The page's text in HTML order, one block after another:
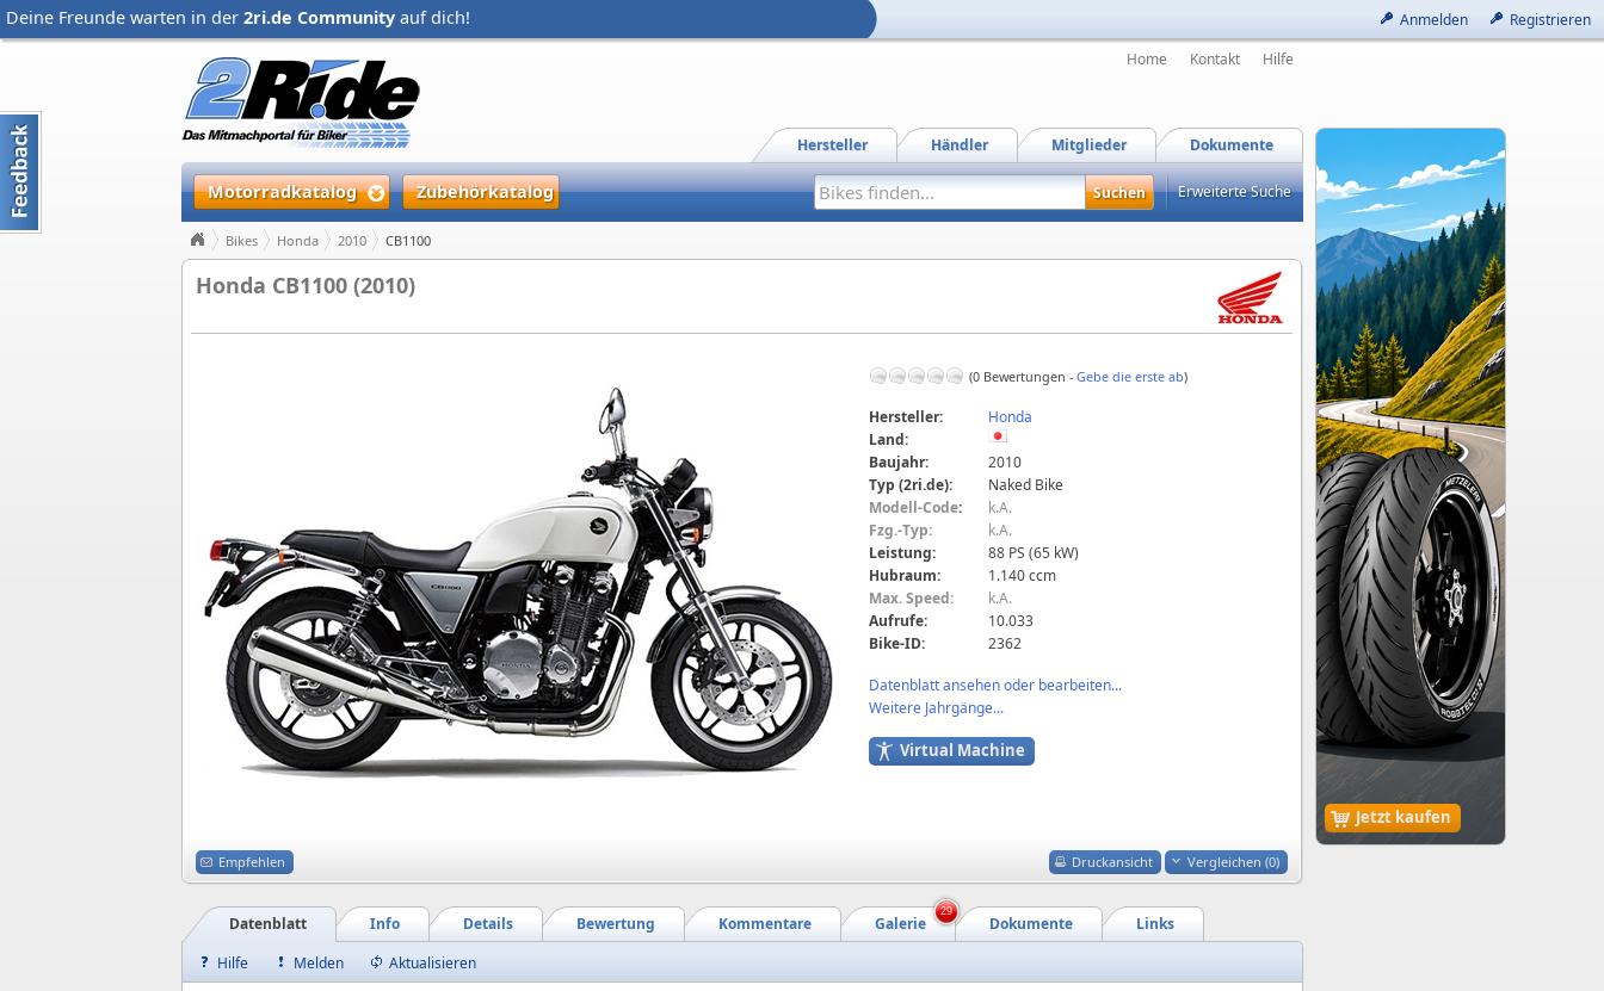
Anmelden Registrieren
Deine Freunde warten in der 2ri.de Community auf dich!
Jetzt kaufen
Home Kontakt Hilfe
Dokumente
Mitglieder
Händler
Hersteller
Motorradkatalog Zubehörkatalog Erweiterte Suche
Bikes Honda 2010 CB1100
Honda CB1100 (2010)
(0 Bewertungen - Gebe die erste ab)
Hersteller:
Honda
Land:
Baujahr:
2010
Typ (2ri.de):
Naked Bike
Modell-Code:
k.A.
Fzg.-Typ:
k.A.
Leistung:
88 PS (65 kW)
Hubraum:
1.140 ccm
Max. Speed:
k.A.
Aufrufe:
10.033
Bike-ID:
2362
Datenblatt ansehen oder bearbeiten...
Weitere Jahrgänge...
Virtual Machine
Druckansicht Vergleichen (0)
Empfehlen
Links
Dokumente
Galerie
Kommentare
Bewertung
Details
Info
Datenblatt
29
Hilfe Melden Aktualisieren